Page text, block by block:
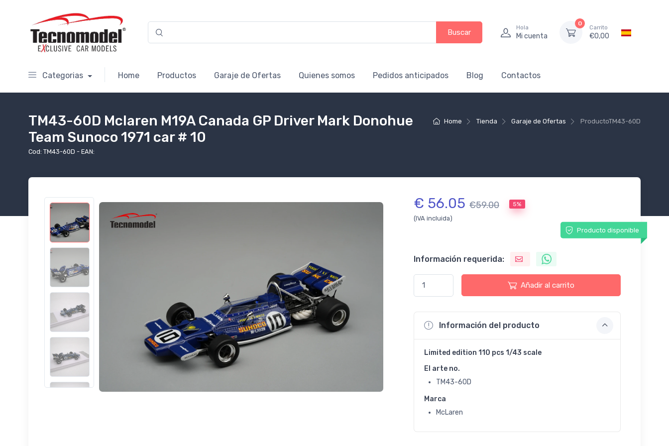
Buscar
Hola
Mi cuenta
0
Carrito
€0,00
Categorias Home Productos Garaje de Ofertas Quienes somos Pedidos anticipados Blog Contactos
Home Tienda Garaje de Ofertas ProductoTM43-60D
TM43-60D Mclaren M19A Canada GP Driver Mark Donohue
Team Sunoco 1971 car # 10
Cod: TM43-60D - EAN:
€ 56.05 €59.00 5%
(IVA incluida)
Producto disponible
Información requerida:
Añadir al carrito
Información del producto
Limited edition 110 pcs 1/43 scale
El arte no.
TM43-60D
Marca
McLaren